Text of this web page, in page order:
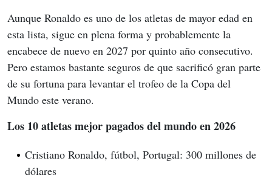
Aunque Ronaldo es uno de los atletas de mayor edad en
esta lista, sigue en plena forma y probablemente la
encabece de nuevo en 2027 por quinto año consecutivo.
Pero estamos bastante seguros de que sacrificó gran parte
de su fortuna para levantar el trofeo de la Copa del
Mundo este verano.
Los 10 atletas mejor pagados del mundo en 2026
Cristiano Ronaldo, fútbol, ​​Portugal: 300 millones de
dólares